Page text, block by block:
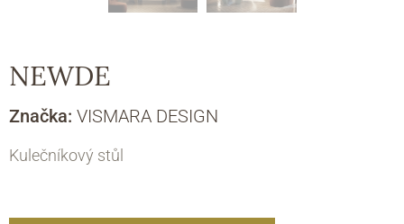
NEWDE
Značka: VISMARA DESIGN
Kulečníkový stůl